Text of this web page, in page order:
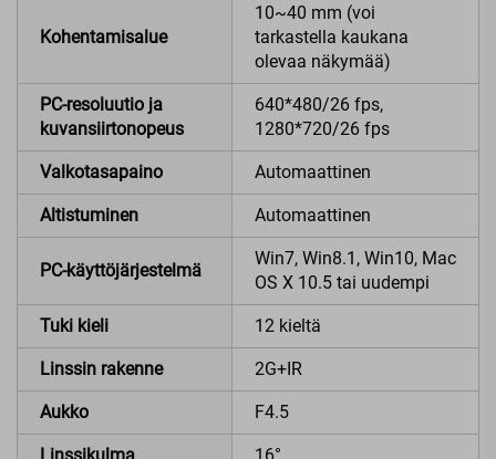
Kohentamisalue
10~40 mm (voi
tarkastella kaukana
olevaa näkymää)
PC-resoluutio ja
kuvansiirtonopeus
640*480/26 fps,
1280*720/26 fps
Valkotasapaino Automaattinen
Altistuminen Automaattinen
PC-käyttöjärjestelmä
Win7, Win8.1, Win10, Mac
OS X 10.5 tai uudempi
Tuki kieli 12 kieltä
Linssin rakenne 2G+IR
Aukko F4.5
Linssikulma 16°